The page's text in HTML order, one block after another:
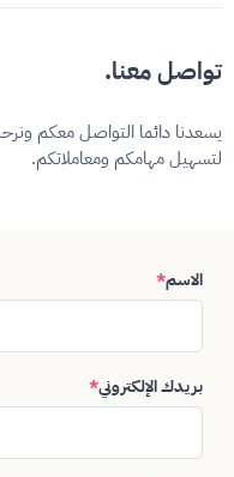
تواصل معنا.
يسعدنا دائما التواصل معكم
لتسهيل مهامكم ومعاملاتكم.
الاسم*
بريدك الإلكتروني*